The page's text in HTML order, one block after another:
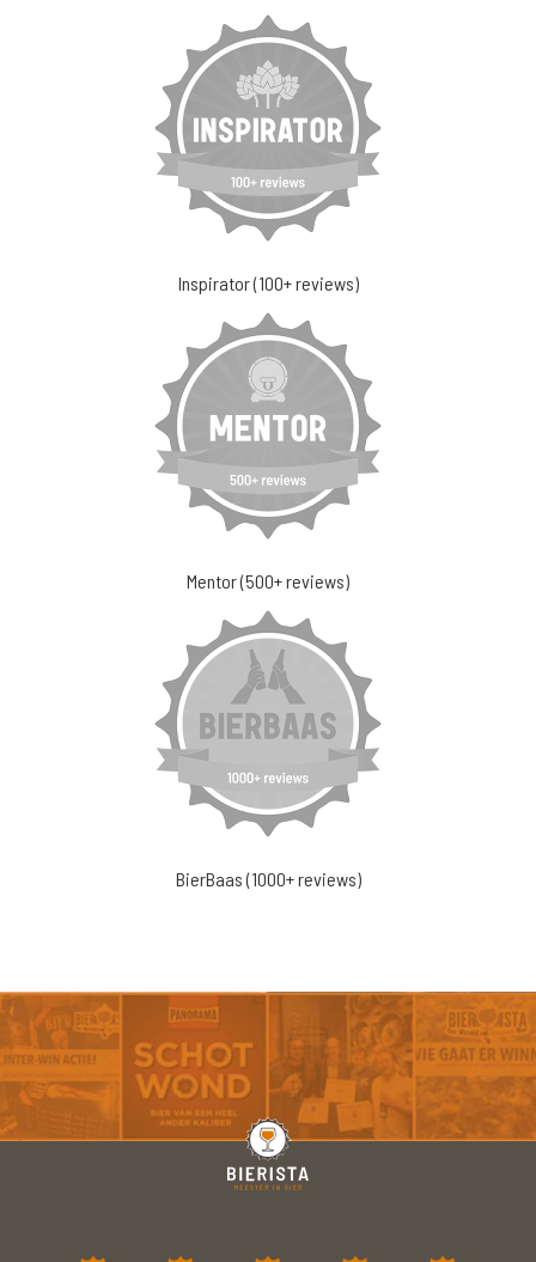
Inspirator (100+ reviews)
Mentor (500+ reviews)
BierBaas (1000+ reviews)